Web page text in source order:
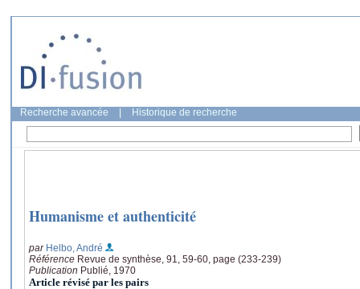
Recherche avancée Historique de recherche
Humanisme et authenticité
par Helbo, André
Référence Revue de synthèse, 91, 59-60, page (233-239)
Publication Publié, 1970
Article révisé par les pairs